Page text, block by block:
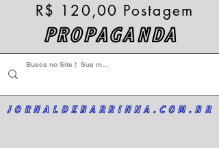
PROPAGANDA
R$ 120,00 Postagem
JORNALDEBARRINHA.COM.BR